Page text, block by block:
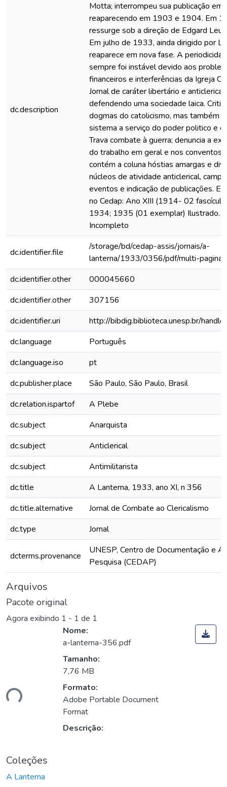
dc.description
Motta; interrompeu sua publicação em
reaparecendo em 1903 e 1904. Em
ressurge sob a direção de Edgard
Em julho de 1933, ainda dirigido por
reaparece em nova fase. A
sempre foi instável devido aos
financeiros e interferências da Igreja
Jornal de caráter libertário e anticlerical
defendendo uma sociedade laica.
dogmas do catolicismo, mas também
sistema a serviço do poder politico e
Trava combate à guerra; denuncia a
do trabalho em geral e nos conventos.
contém a coluna hóstias amargas e
núcleos de atividade anticlerical,
eventos e indicação de publicações.
no Cedap: Ano XIII (1914- 02
1934; 1935 (01 exemplar) Ilustrado.
Incompleto
dc.identifier.file
/storage/bd/cedap-assis/jornais/a-
lanterna/1933/0356/pdf/multi-paginas
dc.identifier.other
000045660
dc.identifier.other
307156
dc.identifier.uri
http://bibdig.biblioteca.unesp.br/
dc.language
Português
dc.language.iso
pt
dc.publisher.place
São Paulo, São Paulo, Brasil
dc.relation.ispartof
A Plebe
dc.subject
Anarquista
dc.subject
Anticlerical
dc.subject
Antimilitarista
dc.title
A Lanterna, 1933, ano XI, n 356
dc.title.alternative
Jornal de Combate ao Clericalismo
dc.type
Jornal
dcterms.provenance
UNESP, Centro de Documentação e
Pesquisa (CEDAP)
Arquivos
Pacote original
Agora exibindo 1 - 1 de 1
Nome:
a-lanterna-356.pdf
Tamanho:
7,76 MB
Formato:
Adobe Portable Document
Format
Descrição:
Coleções
A Lanterna